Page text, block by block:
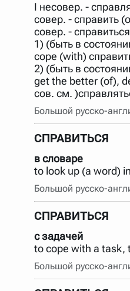
В сложных запросах
словом "***м***ов",
Порядок словарей
I несовер. -
совер. - справить
совер. - справиться
1) (быть в
cope (with)
2) (быть в
get the better (of),
сов. см.
Большой русско-
СПРАВИТЬСЯ
в словаре
to look up (a word)
Большой русско-
СПРАВИТЬСЯ
с задачей
to cope with a task,
Большой русско-